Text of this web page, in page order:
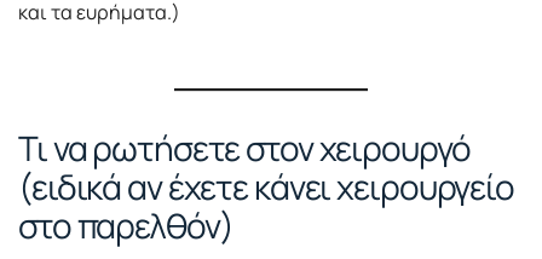
και τα ευρήματα.)
Τι να ρωτήσετε στον χειρουργό
(ειδικά αν έχετε κάνει χειρουργείο
στο παρελθόν)